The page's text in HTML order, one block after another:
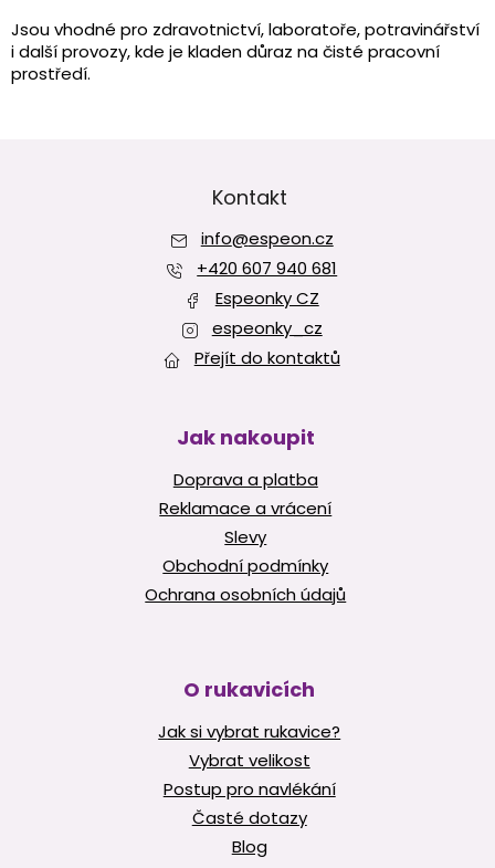
c
í
p
ý
p
i
s
u
Jsou vhodné pro zdravotnictví, laboratoře, potravinářství
i další provozy, kde je kladen důraz na čisté pracovní
prostředí.
Kontakt
info@espeon.cz
+420 607 940 681
Espeonky CZ
espeonky_cz
Přejít do kontaktů
Jak nakoupit
Doprava a platba
Reklamace a vrácení
Slevy
Obchodní podmínky
Ochrana osobních údajů
O rukavicích
Jak si vybrat rukavice?
Vybrat velikost
Postup pro navlékání
Časté dotazy
Blog